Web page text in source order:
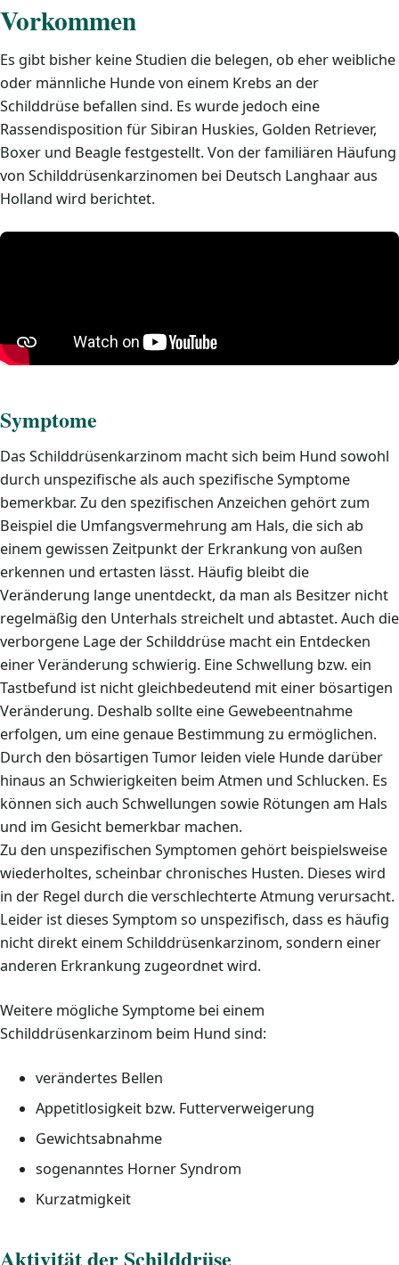
Vorkommen
Es gibt bisher keine Studien die belegen, ob eher weibliche
oder männliche Hunde von einem Krebs an der
Schilddrüse befallen sind. Es wurde jedoch eine
Rassendisposition für Sibiran Huskies, Golden Retriever,
Boxer und Beagle festgestellt. Von der familiären Häufung
von Schilddrüsenkarzinomen bei Deutsch Langhaar aus
Holland wird berichtet.
Symptome
Das Schilddrüsenkarzinom macht sich beim Hund sowohl
durch unspezifische als auch spezifische Symptome
bemerkbar. Zu den spezifischen Anzeichen gehört zum
Beispiel die Umfangsvermehrung am Hals, die sich ab
einem gewissen Zeitpunkt der Erkrankung von außen
erkennen und ertasten lässt. Häufig bleibt die
Veränderung lange unentdeckt, da man als Besitzer nicht
regelmäßig den Unterhals streichelt und abtastet. Auch die
verborgene Lage der Schilddrüse macht ein Entdecken
einer Veränderung schwierig. Eine Schwellung bzw. ein
Tastbefund ist nicht gleichbedeutend mit einer bösartigen
Veränderung. Deshalb sollte eine Gewebeentnahme
erfolgen, um eine genaue Bestimmung zu ermöglichen.
Durch den bösartigen Tumor leiden viele Hunde darüber
hinaus an Schwierigkeiten beim Atmen und Schlucken. Es
können sich auch Schwellungen sowie Rötungen am Hals
und im Gesicht bemerkbar machen.
Zu den unspezifischen Symptomen gehört beispielsweise
wiederholtes, scheinbar chronisches Husten. Dieses wird
in der Regel durch die verschlechterte Atmung verursacht.
Leider ist dieses Symptom so unspezifisch, dass es häufig
nicht direkt einem Schilddrüsenkarzinom, sondern einer
anderen Erkrankung zugeordnet wird.
Weitere mögliche Symptome bei einem
Schilddrüsenkarzinom beim Hund sind:
verändertes Bellen
Appetitlosigkeit bzw. Futterverweigerung
Gewichtsabnahme
sogenanntes Horner Syndrom
Kurzatmigkeit
Aktivität der Schilddrüse